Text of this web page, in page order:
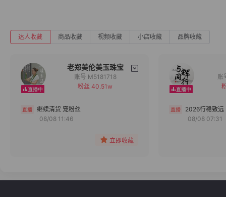
达人收藏 商品收藏 视频收藏 小店收藏 品牌收藏
老郑美伦美玉珠宝
备注
账号 M5181718
粉丝 40.51w
继续清货 宠粉丝
08/08 11:46
立即收藏
2026行稳致远
08/08 07:31